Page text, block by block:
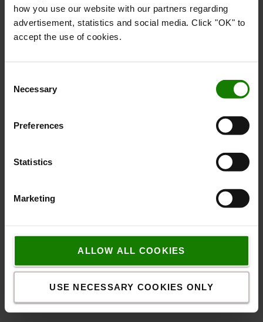
how you use our website with our partners regarding
advertisement, statistics and social media. Click "OK" to
accept the use of cookies.
Selection
Necessary
Preferences
Statistics
Marketing
ALLOW ALL COOKIES
USE NECESSARY COOKIES ONLY
Totalview-koncept
Modellerne i BT Levio P-serien lever fuldt ud op til kravene
Det unikke BT Powerdrive reducerer nedetiden